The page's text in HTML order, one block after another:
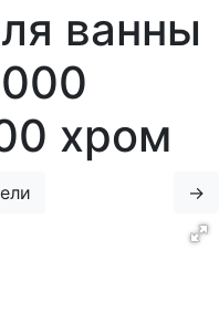
ванны
хром
→